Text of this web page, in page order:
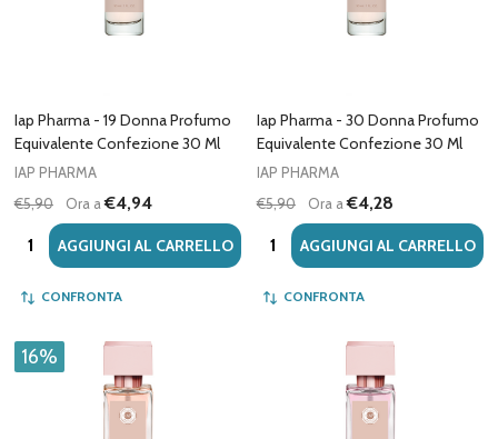
Iap Pharma - 19 Donna Profumo
Equivalente Confezione 30 Ml
IAP PHARMA
€5,90
Ora a€4,94
Quantità:AGGIUNGI AL CARRELLO
CONFRONTA
Iap Pharma - 30 Donna Profumo
Equivalente Confezione 30 Ml
IAP PHARMA
€5,90
Ora a€4,28
Quantità:AGGIUNGI AL CARRELLO
CONFRONTA
16%